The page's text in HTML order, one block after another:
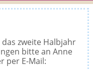
zweite Halbjahr
bitte an Anne
per E-Mail: